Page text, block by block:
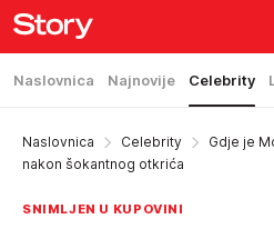
Naslovnica Najnovije Celebrity
Naslovnica Celebrity
Gdje je
nakon šokantnog otkrića
SNIMLJEN U KUPOVINI